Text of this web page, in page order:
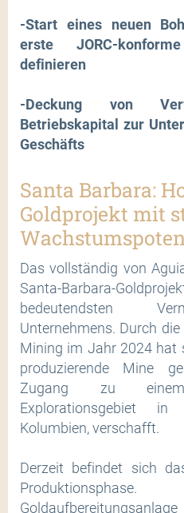
-Start eines neuen
erste JORC-
definieren
-Deckung von
Betriebskapital zur
Geschäfts
Santa Barbara:
Goldprojekt mit
Das vollständig von
Santa-Barbara-
bedeutendsten
Unternehmens. Durch
Mining im Jahr 2024 hat
produzierende Mine
Zugang zu einem
Explorationsgebiet
Kolumbien, verschafft.
Derzeit befindet sich